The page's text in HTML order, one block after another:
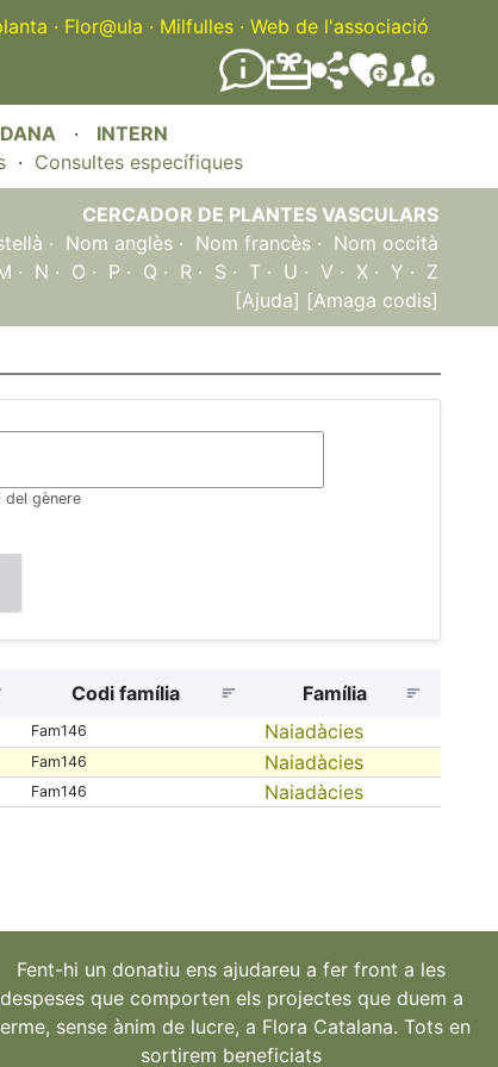
· Flor@ula · Milfulles · Web de l'associació
· INTERN
· Consultes específiques
CERCADOR DE PLANTES VASCULARS
· Nom anglès · Nom francès · Nom occità
· N · O · P · Q · R · S · T · U · V · X · Y · Z
[Ajuda] [Amaga codis]
del gènere
Codi família Família
Fam146 Naiadàcies
Fam146 Naiadàcies
Fam146 Naiadàcies
Fent-hi un donatiu ens ajudareu a fer front a les
despeses que comporten els projectes que duem a
sense ànim de lucre, a Flora Catalana. Tots en
sortirem beneficiats